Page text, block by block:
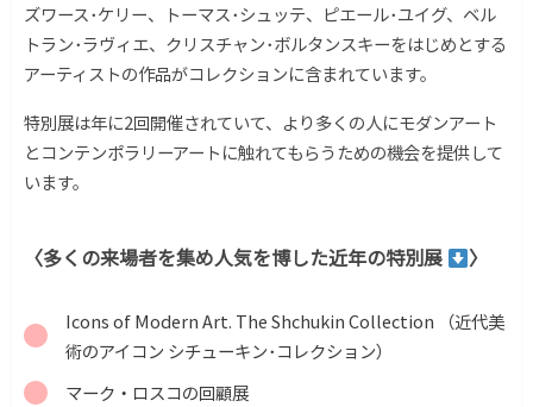
ズワース･ケリー、トーマス･シュッテ、ピエール･ユイグ、ベル
トラン･ラヴィエ、クリスチャン･ボルタンスキーをはじめとする
アーティストの作品がコレクションに含まれています。
特別展は年に2回開催されていて、より多くの人にモダンアート
とコンテンポラリーアートに触れてもらうための機会を提供して
います。
〈多くの来場者を集め人気を博した近年の特別展 〉
Icons of Modern Art. The Shchukin Collection （近代美
術のアイコン シチューキン･コレクション）
マーク・ロスコの回顧展